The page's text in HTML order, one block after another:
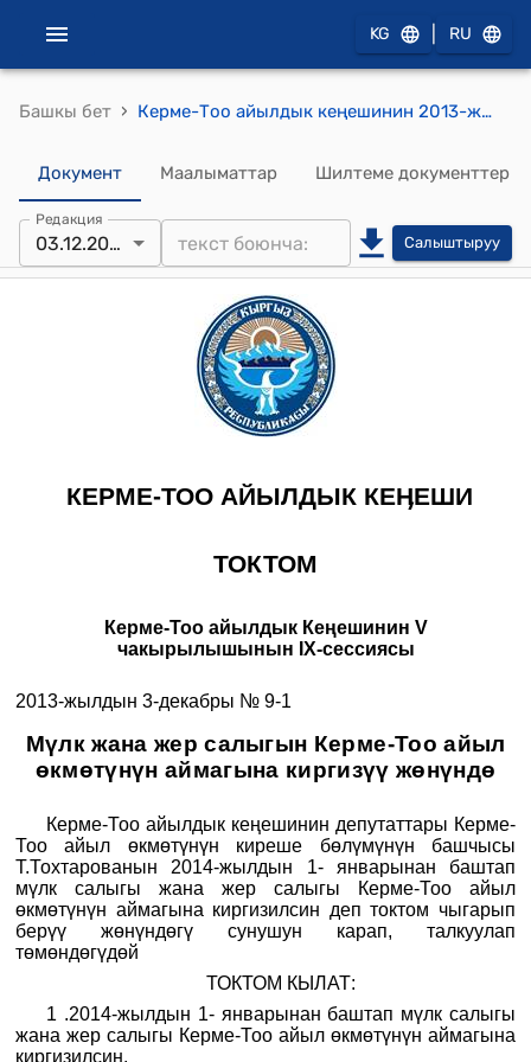
KG RU
Башкы бет › Керме-Тоо айылдык кеңешинин 2013-жылдын 3-декабрындагы № 9-1 "Мүлк жана жер салыгын Керме-Тоо айыл өкмөтүнүн аймагына киргизүү жөнүндө" токтому
Документ Маалыматтар Шилтеме документтер
Редакция
03.12.2013 Салыштыруу